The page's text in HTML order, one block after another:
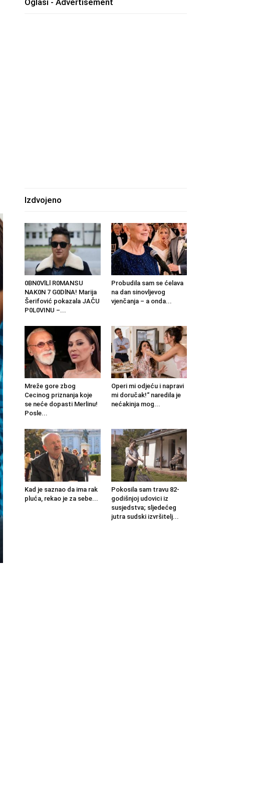
Oglasi - Advertisement
Izdvojeno
0BN0VlLl R0MANSU
NAK0N 7 G0DlNA! Marija
Šerifović pokazala JAČU
P0L0VINU –...
Probudila sam se ćelava
na dan sinovljevog
vjenčanja – a onda...
Mreže gore zbog
Cecinog priznanja koje
se neće dopasti Merlinu!
Posle...
Operi mi odjeću i napravi
mi doručak!“ naredila je
nećakinja mog...
Kad je saznao da ima rak
pluća, rekao je za sebe...
Pokosila sam travu 82-
godišnjoj udovici iz
susjedstva; sljedećeg
jutra sudski izvršitelj...